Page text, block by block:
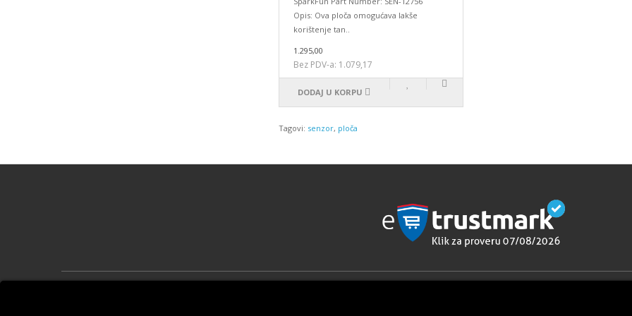
Opis: Ova ploča omogućava lakše
korištenje tan..
1.295,00
Bez PDV-a: 1.079,17
DODAJ U KORPU
Tagovi: senzor, ploča